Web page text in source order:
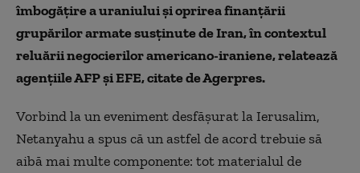
îmbogăţire a uraniului şi oprirea finanţării
grupărilor armate susţinute de Iran, în contextul
reluării negocierilor americano-iraniene, relatează
agenţiile AFP şi EFE, citate de Agerpres.
Vorbind la un eveniment desfăşurat la Ierusalim,
Netanyahu a spus că un astfel de acord trebuie să
aibă mai multe componente: tot materialul de